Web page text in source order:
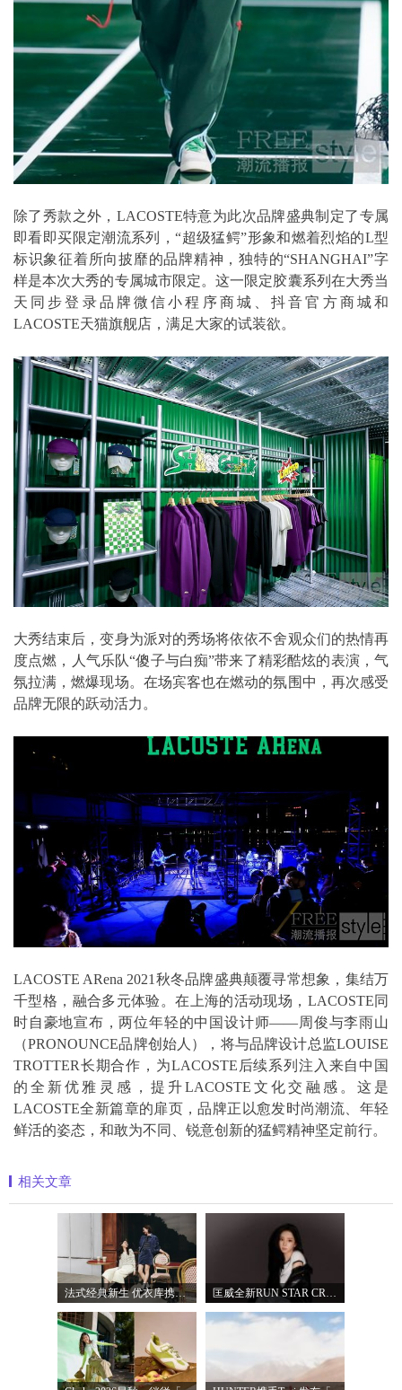
除了秀款之外，LACOSTE特意为此次品牌盛典制定了专属
即看即买限定潮流系列，“超级猛鳄”形象和燃着烈焰的L型
标识象征着所向披靡的品牌精神，独特的“SHANGHAI”字
样是本次大秀的专属城市限定。这一限定胶囊系列在大秀当
天同步登录品牌微信小程序商城、抖音官方商城和
LACOSTE天猫旗舰店，满足大家的试装欲。
大秀结束后，变身为派对的秀场将依依不舍观众们的热情再
度点燃，人气乐队“傻子与白痴”带来了精彩酷炫的表演，气
氛拉满，燃爆现场。在场宾客也在燃动的氛围中，再次感受
品牌无限的跃动活力。
LACOSTE ARena 2021秋冬品牌盛典颠覆寻常想象，集结万
千型格，融合多元体验。在上海的活动现场，LACOSTE同
时自豪地宣布，两位年轻的中国设计师——周俊与李雨山
（PRONOUNCE品牌创始人），将与品牌设计总监LOUISE
TROTTER长期合作，为LACOSTE后续系列注入来自中国
的全新优雅灵感，提升LACOSTE文化交融感。这是
LACOSTE全新篇章的扉页，品牌正以愈发时尚潮流、年轻
鲜活的姿态，和敢为不同、锐意创新的猛鳄精神坚定前行。
相关文章
法式经典新生 优衣库携手COMPTOIR DES COTO 匡威全新RUN STAR CRUSH「小鲨鱼厚底鞋」飒